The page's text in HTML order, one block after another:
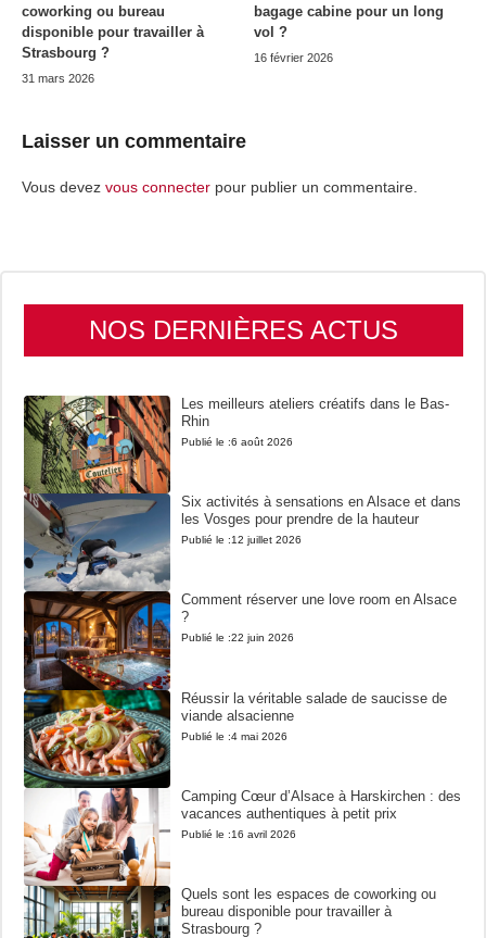
coworking ou bureau
disponible pour travailler à
Strasbourg ?
31 mars 2026
bagage cabine pour un long
vol ?
16 février 2026
Laisser un commentaire
Vous devez vous connecter pour publier un commentaire.
NOS DERNIÈRES ACTUS
Les meilleurs ateliers créatifs dans le Bas-
Rhin
Publié le :6 août 2026
Six activités à sensations en Alsace et dans
les Vosges pour prendre de la hauteur
Publié le :12 juillet 2026
Comment réserver une love room en Alsace
?
Publié le :22 juin 2026
Réussir la véritable salade de saucisse de
viande alsacienne
Publié le :4 mai 2026
Camping Cœur d’Alsace à Harskirchen : des
vacances authentiques à petit prix
Publié le :16 avril 2026
Quels sont les espaces de coworking ou
bureau disponible pour travailler à
Strasbourg ?